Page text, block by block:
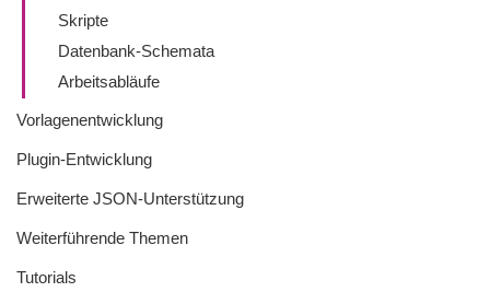
Skripte
Datenbank-Schemata
Arbeitsabläufe
Vorlagenentwicklung
Plugin-Entwicklung
Erweiterte JSON-Unterstützung
Weiterführende Themen
Tutorials